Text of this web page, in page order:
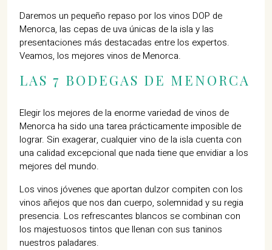
Daremos un pequeño repaso por los vinos DOP de
Menorca, las cepas de uva únicas de la isla y las
presentaciones más destacadas entre los expertos.
Veamos, los mejores vinos de Menorca.
LAS 7 BODEGAS DE MENORCA
Elegir los mejores de la enorme variedad de vinos de
Menorca ha sido una tarea prácticamente imposible de
lograr. Sin exagerar, cualquier vino de la isla cuenta con
una calidad excepcional que nada tiene que envidiar a los
mejores del mundo.
Los vinos jóvenes que aportan dulzor compiten con los
vinos añejos que nos dan cuerpo, solemnidad y su regia
presencia. Los refrescantes blancos se combinan con
los majestuosos tintos que llenan con sus taninos
nuestros paladares.